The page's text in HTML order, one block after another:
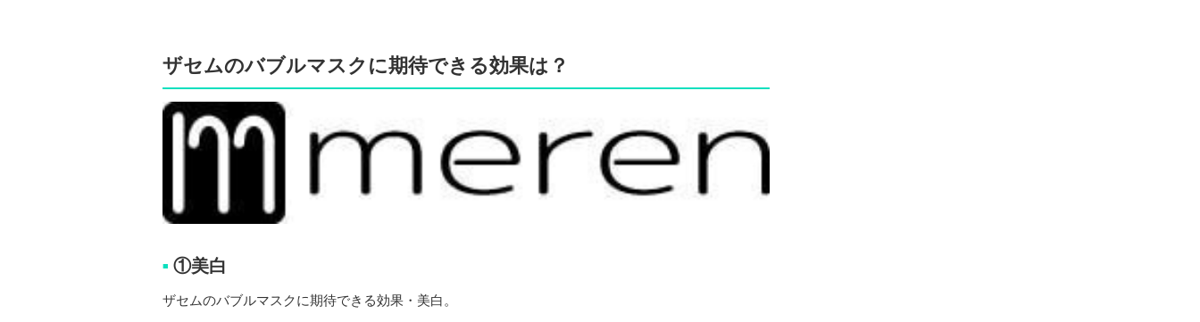
ザセムのバブルマスクに期待できる効果は？
■ ①美白
ザセムのバブルマスクに期待できる効果・美白。